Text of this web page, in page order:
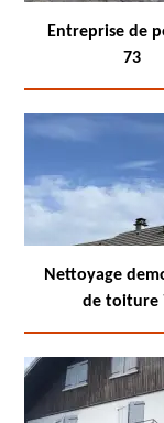
Entreprise de
73
Nettoyage
de toiture